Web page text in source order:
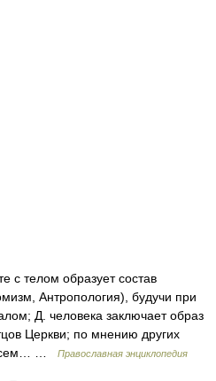
с телом образует состав
Антропология), будучи при
Д. человека заключает образ
Церкви; по мнению других
…
Православная энциклопедия